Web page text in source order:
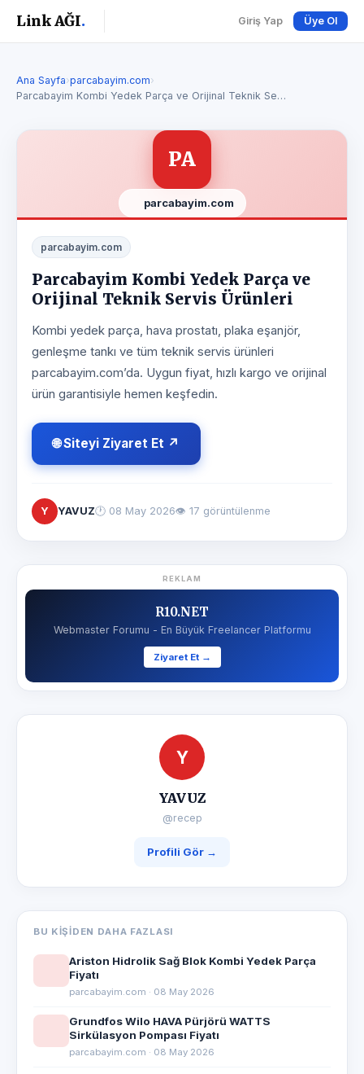
Link AĞI. Giriş Yap Üye Ol
Ana Sayfa›parcabayim.com›
Parcabayim Kombi Yedek Parça ve Orijinal Teknik Se…
PA
parcabayim.com
parcabayim.com
Parcabayim Kombi Yedek Parça ve
Orijinal Teknik Servis Ürünleri
Kombi yedek parça, hava prostatı, plaka eşanjör,
genleşme tankı ve tüm teknik servis ürünleri
parcabayim.com’da. Uygun fiyat, hızlı kargo ve orijinal
ürün garantisiyle hemen keşfedin.
🌐 Siteyi Ziyaret Et ↗
Y YAVUZ🕐 08 May 2026👁 17 görüntülenme
REKLAM
R10.NET
Webmaster Forumu - En Büyük Freelancer Platformu
Ziyaret Et →
Y
YAVUZ
@recep
Profili Gör →
BU KIŞIDEN DAHA FAZLASI
Ariston Hidrolik Sağ Blok Kombi Yedek Parça
Fiyatı
parcabayim.com · 08 May 2026
Grundfos Wilo HAVA Pürjörü WATTS
Sirkülasyon Pompası Fiyatı
parcabayim.com · 08 May 2026